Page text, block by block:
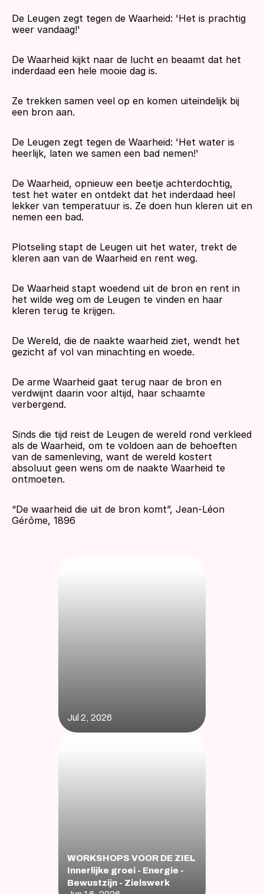
De Leugen zegt tegen de Waarheid: 'Het is prachtig
weer vandaag!'
De Waarheid kijkt naar de lucht en beaamt dat het
inderdaad een hele mooie dag is.
Ze trekken samen veel op en komen uiteindelijk bij
een bron aan.
De Leugen zegt tegen de Waarheid: 'Het water is
heerlijk, laten we samen een bad nemen!'
De Waarheid, opnieuw een beetje achterdochtig,
test het water en ontdekt dat het inderdaad heel
lekker van temperatuur is. Ze doen hun kleren uit en
nemen een bad.
Plotseling stapt de Leugen uit het water, trekt de
kleren aan van de Waarheid en rent weg.
De Waarheid stapt woedend uit de bron en rent in
het wilde weg om de Leugen te vinden en haar
kleren terug te krijgen.
De Wereld, die de naakte waarheid ziet, wendt het
gezicht af vol van minachting en woede.
De arme Waarheid gaat terug naar de bron en
verdwijnt daarin voor altijd, haar schaamte
verbergend.
Sinds die tijd reist de Leugen de wereld rond verkleed
als de Waarheid, om te voldoen aan de behoeften
van de samenleving, want de wereld kostert
absoluut geen wens om de naakte Waarheid te
ontmoeten.
“De waarheid die uit de bron komt”, Jean-Léon
Gérôme, 1896
Jul 2, 2026
WORKSHOPS VOOR DE ZIEL
Innerlijke groei - Energie -
Bewustzijn - Zielswerk